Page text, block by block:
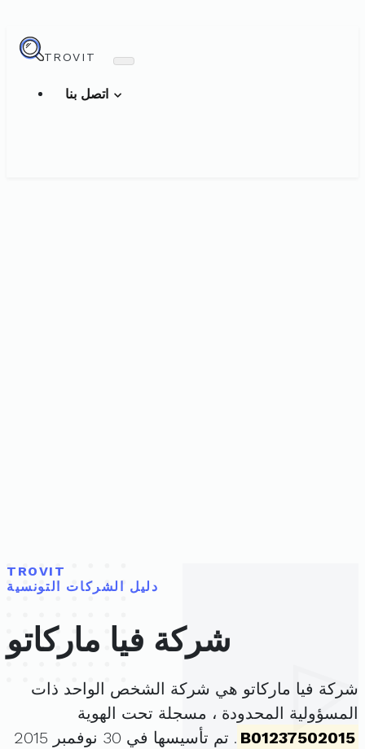
TROVIT
TROVIT
دليل الشركات التونسية
شركة فيا ماركاتو
شركة فيا ماركاتو هي شركة الشخص الواحد ذات
المسؤولية المحدودة ، مسجلة تحت الهوية
B01237502015
. تم تأسيسها في 30 نوفمبر 2015